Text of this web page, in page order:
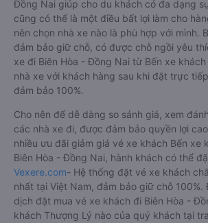
Đồng Nai giúp cho du khách có đa dạng
cũng có thể là một điều bất lợi làm cho
nên chọn nhà xe nào là phù hợp với mình.
đảm bảo giữ chỗ, có được chỗ ngồi yêu
xe đi Biên Hòa - Đồng Nai từ Bến xe
nhà xe với khách hàng sau khi đặt trực
đảm bảo 100%.
Cho nên để dễ dàng so sánh giá, xem
các nhà xe đi, được đảm bảo quyền lợi
nhiều ưu đãi giảm giá vé xe khách Bến xe
Biên Hòa - Đồng Nai, hành khách có thể
Vexere.com- Hệ thống đặt vé xe khách
nhất tại Việt Nam, đảm bảo giữ chỗ
dịch đặt mua vé xe khách đi Biên Hòa -
khách Thượng Lý nào của quý khách tại